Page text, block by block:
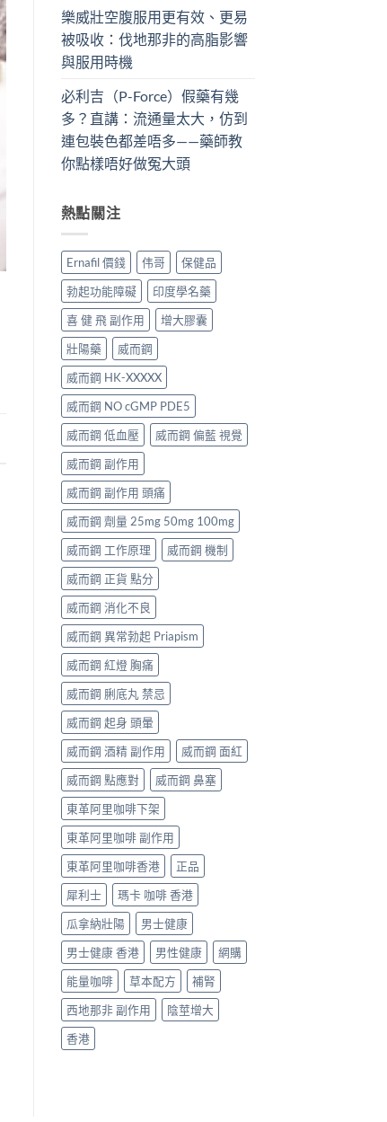
樂威壯空腹服用更有效、更易
被吸收：伐地那非的高脂影響
與服用時機
必利吉（P-Force）假藥有幾
多？直講：流通量太大，仿到
連包裝色都差唔多——藥師教
你點樣唔好做冤大頭
熱點關注
Ernafil 價錢 伟哥
保健品
勃起功能障礙
印度學名藥
喜 健 飛 副作用
增大膠囊
壯陽藥
威而鋼
威而鋼 HK-XXXXX
威而鋼 NO cGMP PDE5
威而鋼 低血壓
威而鋼 偏藍 視覺
威而鋼 副作用
威而鋼 副作用 頭痛
威而鋼 劑量 25mg 50mg 100mg
威而鋼 工作原理
威而鋼 機制
威而鋼 正貨 點分
威而鋼 消化不良
威而鋼 異常勃起 Priapism
威而鋼 紅燈 胸痛
威而鋼 脷底丸 禁忌
威而鋼 起身 頭暈
威而鋼 酒精 副作用
威而鋼 面紅
威而鋼 點應對
威而鋼 鼻塞
東革阿里咖啡下架
東革阿里咖啡 副作用
東革阿里咖啡香港
正品
犀利士
瑪卡 咖啡 香港
瓜拿納壯陽
男士健康
男士健康 香港
男性健康
網購
能量咖啡
草本配方
補腎
西地那非 副作用
陰莖增大
香港